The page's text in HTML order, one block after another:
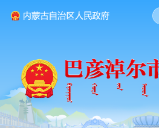
头条 国务院信息
政务动态